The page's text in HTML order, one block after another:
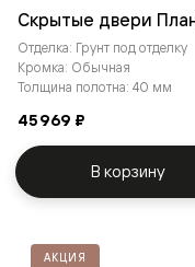
Скрытые двери
Отделка: Грунт под отделку
Кромка: Обычная
Толщина полотна: 40 мм
45 969 ₽
В корзину
АКЦИЯ